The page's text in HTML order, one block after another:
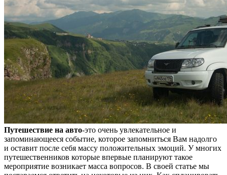
Путешествие на авто-это очень увлекательное и
запоминающееся событие, которое запомниться Вам надолго
и оставит после себя массу положительных эмоций. У многих
путешественников которые впервые планируют такое
мероприятие возникает масса вопросов. В своей статье мы